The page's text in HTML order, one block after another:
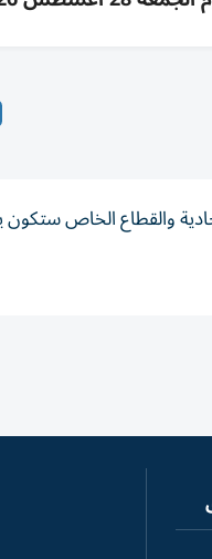
والقطاع الخاص ستكون